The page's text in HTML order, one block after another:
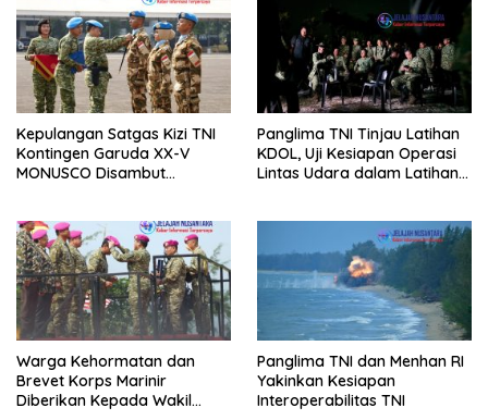
Kepulangan Satgas Kizi TNI
Kontingen Garuda XX-V
MONUSCO Disambut
Panglima TNI Tinjau Latihan
KDOL, Uji Kesiapan Operasi
Lintas Udara dalam Latihan
Warga Kehormatan dan
Brevet Korps Marinir
Diberikan Kepada Wakil
Panglima TNI dan Menhan RI
Yakinkan Kesiapan
Interoperabilitas TNI